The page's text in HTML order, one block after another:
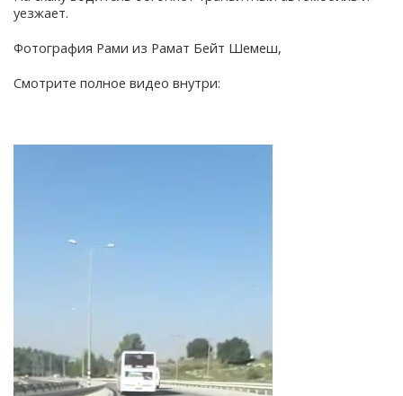
уезжает.
Фотография Рами из Рамат Бейт Шемеш,
Смотрите полное видео внутри: